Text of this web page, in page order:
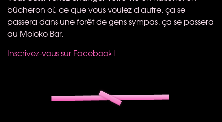
bûcheron où ce que vous voulez d'autre, ça se
passera dans une forêt de gens sympas, ça se passera
au Moloko Bar.
Inscrivez-vous sur Facebook !